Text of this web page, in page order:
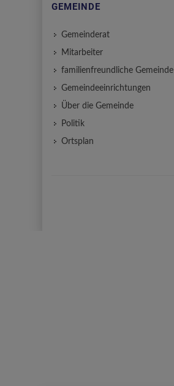
GEMEINDE
Gemeinderat
Mitarbeiter
familienfreundliche Gemeinde
Gemeindeeinrichtungen
Über die Gemeinde
Politik
Ortsplan